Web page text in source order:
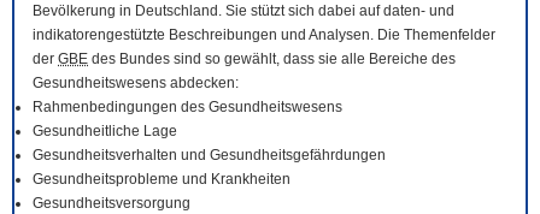
Bevölkerung in Deutschland. Sie stützt sich dabei auf daten- und
indikatorengestützte Beschreibungen und Analysen. Die Themenfelder
der GBE des Bundes sind so gewählt, dass sie alle Bereiche des
Gesundheitswesens abdecken:
Rahmenbedingungen des Gesundheitswesens
Gesundheitliche Lage
Gesundheitsverhalten und Gesundheitsgefährdungen
Gesundheitsprobleme und Krankheiten
Gesundheitsversorgung